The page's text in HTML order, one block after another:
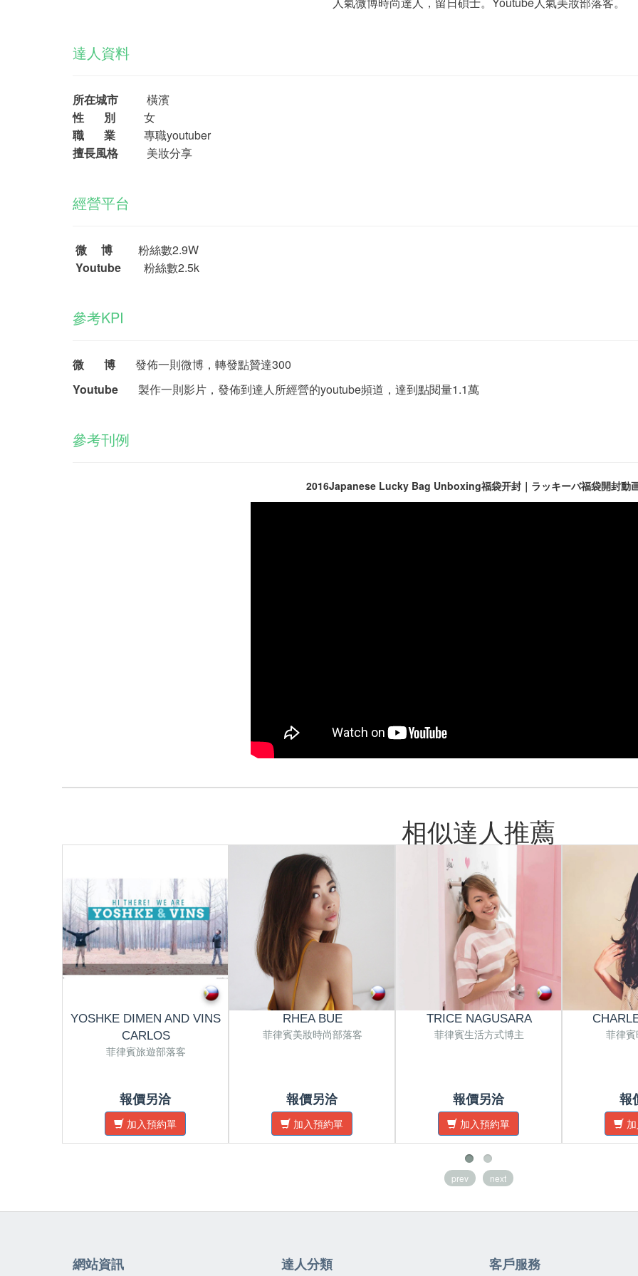
達人資料
所在城市 橫濱
性 別 女
職 業 專職youtuber
擅長風格 美妝分享
經營平台
微 博 粉絲數2.9W
Youtube 粉絲數2.5k
參考KPI
微 博 發佈一則微博，轉發點贊達300
Youtube 製作一則影片，發佈到達人所經營的youtube頻道，達到點閱量1.1萬
參考刊例
2016Japanese Lucky Bag Unboxing福袋开封｜ラッキーバ福袋開封動
相似達人推薦
YOSHKE DIMEN AND VINS
CARLOS
菲律賓旅遊部落客
報價另洽
加入預約單
RHEA BUE
菲律賓美妝時尚部落客
報價另洽
加入預約單
TRICE NAGUSARA
菲律賓生活方式博主
報價另洽
加入預約單
菲律
報
prev next
網站資訊 達人分類 客戶服務